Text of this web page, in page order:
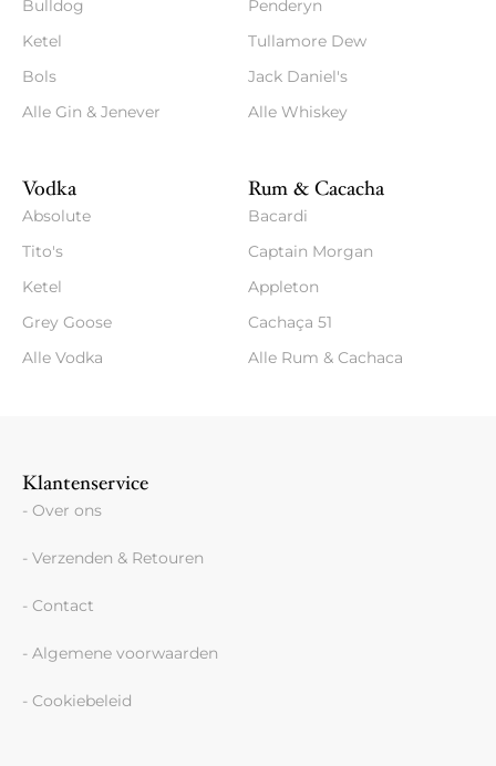
Bulldog
Ketel
Bols
Alle Gin & Jenever
Penderyn
Tullamore Dew
Jack Daniel's
Alle Whiskey
Vodka
Absolute
Tito's
Ketel
Grey Goose
Alle Vodka
Rum & Cacacha
Bacardi
Captain Morgan
Appleton
Cachaça 51
Alle Rum & Cachaca
Klantenservice
- Over ons
- Verzenden & Retouren
- Contact
- Algemene voorwaarden
- Cookiebeleid